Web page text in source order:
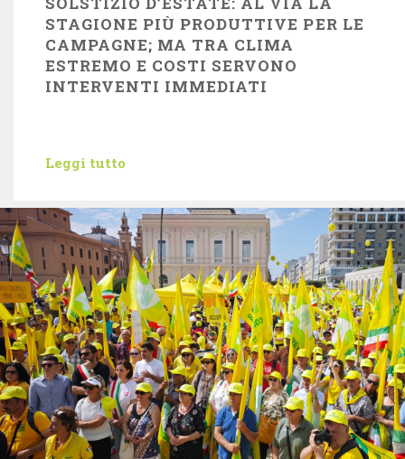
STAGIONE PIÙ PRODUTTIVE PER LE
CAMPAGNE; MA TRA CLIMA
ESTREMO E COSTI SERVONO
INTERVENTI IMMEDIATI
Leggi tutto